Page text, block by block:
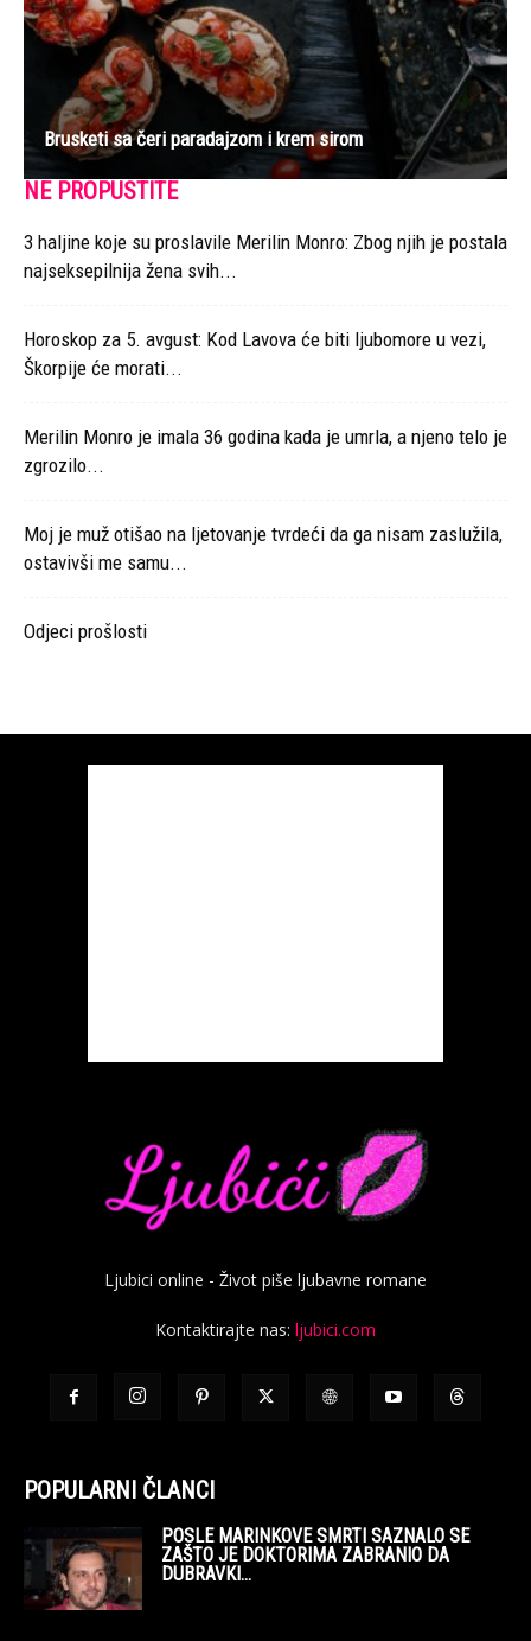
Brusketi sa čeri paradajzom i krem sirom
NE PROPUSTITE
3 haljine koje su proslavile Merilin Monro: Zbog njih je postala
najseksepilnija žena svih...
Horoskop za 5. avgust: Kod Lavova će biti ljubomore u vezi,
Škorpije će morati...
Merilin Monro je imala 36 godina kada je umrla, a njeno telo je
zgrozilo...
Moj je muž otišao na ljetovanje tvrdeći da ga nisam zaslužila,
ostavivši me samu...
Odjeci prošlosti
Ljubici online - Život piše ljubavne romane
Kontaktirajte nas: ljubici.com
POPULARNI ČLANCI
POSLE MARINKOVE SMRTI SAZNALO SE
ZAŠTO JE DOKTORIMA ZABRANIO DA
DUBRAVKI...